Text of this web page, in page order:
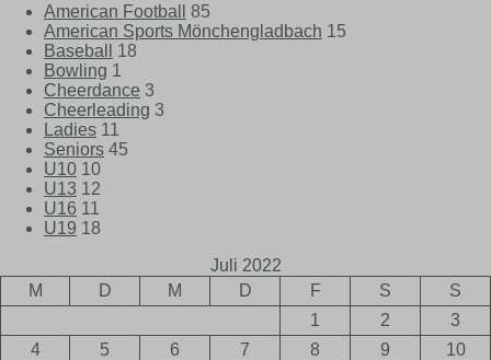
American Football
85
American Sports Mönchengladbach 15
Baseball
18
Bowling 1
Cheerdance 3
Cheerleading 3
Ladies 11
Seniors 45
U10 10
U13 12
U16 11
U19 18
Juli 2022
M
D M D F S
S
1
2
3
4
5 6 7 8 9
10